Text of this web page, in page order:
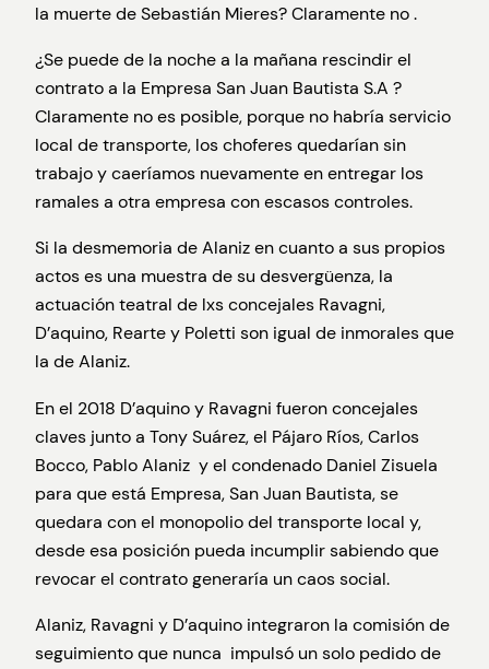
la muerte de Sebastián Mieres? Claramente no .
¿Se puede de la noche a la mañana rescindir el
contrato a la Empresa San Juan Bautista S.A ?
Claramente no es posible, porque no habría servicio
local de transporte, los choferes quedarían sin
trabajo y caeríamos nuevamente en entregar los
ramales a otra empresa con escasos controles.
Si la desmemoria de Alaniz en cuanto a sus propios
actos es una muestra de su desvergüenza, la
actuación teatral de lxs concejales Ravagni,
D’aquino, Rearte y Poletti son igual de inmorales que
la de Alaniz.
En el 2018 D’aquino y Ravagni fueron concejales
claves junto a Tony Suárez, el Pájaro Ríos, Carlos
Bocco, Pablo Alaniz y el condenado Daniel Zisuela
para que está Empresa, San Juan Bautista, se
quedara con el monopolio del transporte local y,
desde esa posición pueda incumplir sabiendo que
revocar el contrato generaría un caos social.
Alaniz, Ravagni y D’aquino integraron la comisión de
seguimiento que nunca impulsó un solo pedido de